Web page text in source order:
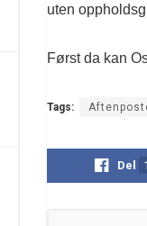
uten
Først da kan
Tags:
Del